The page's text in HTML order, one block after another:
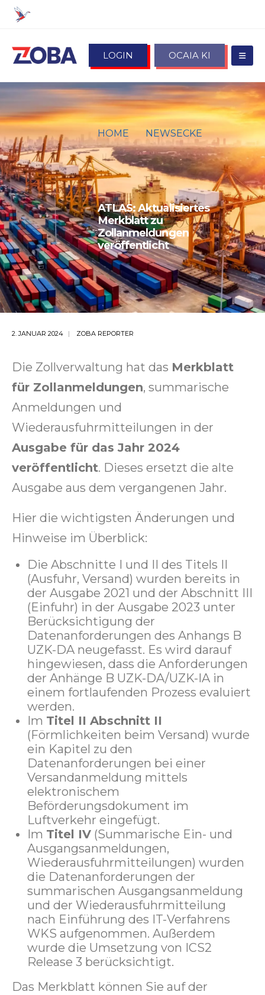
LOGIN OCAIA KI
HOME
NEWSECKE
ATLAS: AKTUALISIERTES
MERKBLATT ZU
ZOLLANMELDUNGEN
VERÖFFENTLICHT
ATLAS: Aktualisiertes
Merkblatt zu
Zollanmeldungen
veröffentlicht
2. JANUAR 2024 ZOBA REPORTER
Die Zollverwaltung hat das Merkblatt
für Zollanmeldungen, summarische
Anmeldungen und
Wiederausfuhrmitteilungen in der
Ausgabe für das Jahr 2024
veröffentlicht. Dieses ersetzt die alte
Ausgabe aus dem vergangenen Jahr.
Hier die wichtigsten Änderungen und
Hinweise im Überblick:
Die Abschnitte I und II des Titels II
(Ausfuhr, Versand) wurden bereits in
der Ausgabe 2021 und der Abschnitt III
(Einfuhr) in der Ausgabe 2023 unter
Berücksichtigung der
Datenanforderungen des Anhangs B
UZK-DA neugefasst. Es wird darauf
hingewiesen, dass die Anforderungen
der Anhänge B UZK-DA/UZK-IA in
einem fortlaufenden Prozess evaluiert
werden.
Im Titel II Abschnitt II
(Förmlichkeiten beim Versand) wurde
ein Kapitel zu den
Datenanforderungen bei einer
Versandanmeldung mittels
elektronischem
Beförderungsdokument im
Luftverkehr eingefügt.
Im Titel IV (Summarische Ein- und
Ausgangsanmeldungen,
Wiederausfuhrmitteilungen) wurden
die Datenanforderungen der
summarischen Ausgangsanmeldung
und der Wiederausfuhrmitteilung
nach Einführung des IT-Verfahrens
WKS aufgenommen. Außerdem
wurde die Umsetzung von ICS2
Release 3 berücksichtigt.
Das Merkblatt können Sie auf der